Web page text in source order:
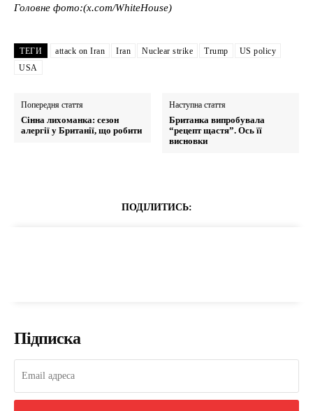
Головне фото:(x.com/WhiteHouse)
ТЕГИ attack on Iran Iran Nuclear strike Trump
US policy
USA
Попередня стаття
Сінна лихоманка: сезон
алергії у Британії, що робити
Наступна стаття
Британка випробувала
“рецепт щастя”. Ось її
висновки
ПОДІЛИТИСЬ:
Підписка